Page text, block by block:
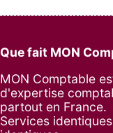
Que fait MON
MON Comptable
d'expertise
partout en France.
Services